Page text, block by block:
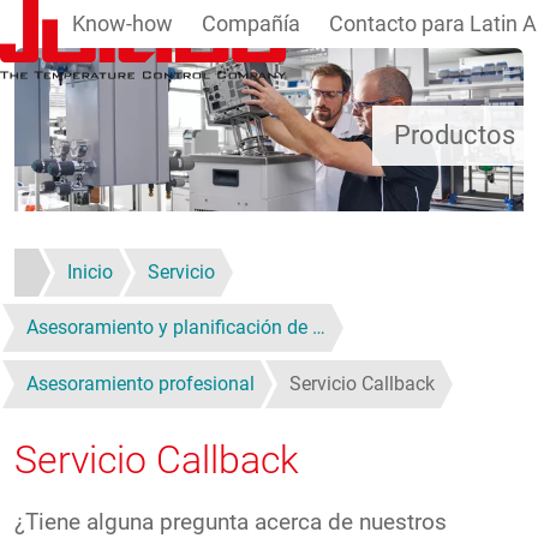
Pasar al contenido principal
Productos
Know-how Compañía Contacto para Latin
Inicio Servicio
Asesoramiento y planificación de …
Asesoramiento profesional Servicio Callback
Servicio Callback
¿Tiene alguna pregunta acerca de nuestros